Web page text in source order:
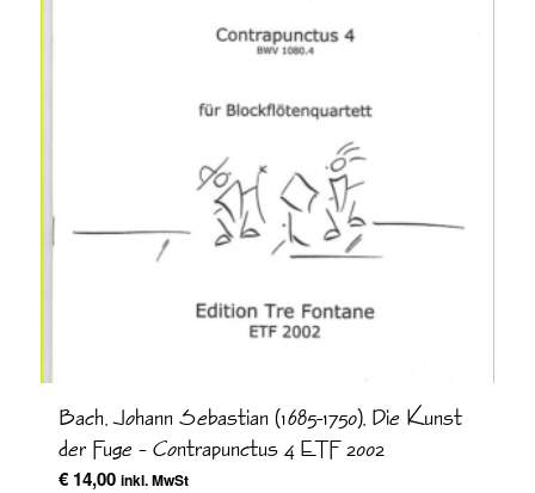
Bach, Johann Sebastian (1685-1750), Die Kunst
der Fuge – Contrapunctus 4 ETF 2002
€14,00 inkl. MwSt